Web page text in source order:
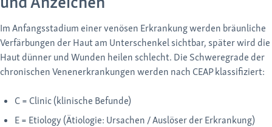
Im Anfangsstadium einer venösen Erkrankung werden bräunliche
Verfärbungen der Haut am Unterschenkel sichtbar, später wird die
Haut dünner und Wunden heilen schlecht. Die Schweregrade der
chronischen Venenerkrankungen werden nach CEAP klassifiziert:
C = Clinic (klinische Befunde)
E = Etiology (Ätiologie: Ursachen / Auslöser der Erkrankung)